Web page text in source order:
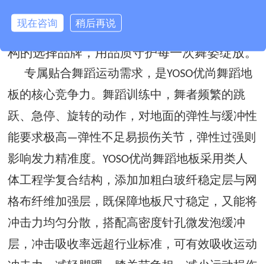
精准匹配舞蹈运动的核心需求，摒弃传统地面
材料的诸多弊端，成为专属舞蹈院校、培训机
构的选择品牌，用品质守护每一次舞姿绽放。
专属贴合舞蹈运动需求，是YOSO优尚舞蹈地
板的核心竞争力。舞蹈训练中，舞者频繁的跳
跃、急停、旋转的动作，对地面的弹性与缓冲性
能要求极高—弹性不足易损伤关节，弹性过强则
影响发力精准度。 YOSO优尚舞蹈地板采用类人
体工程学复合结构，添加加粗白玻纤稳定层与网
格布纤维加强层，既保障地板尺寸稳定，又能将
冲击力均匀分散，搭配高密度针孔微发泡缓冲
层，冲击吸收率远超行业标准，可有效吸收运动
现在咨询 稍后再说